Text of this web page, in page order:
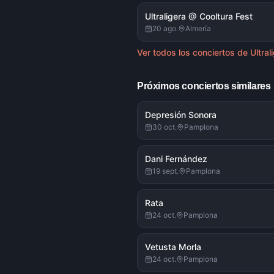
Ultraligera @ Cooltura Fest
20 ago. Almería
Ver todos los conciertos de
Próximos conciertos similares
Depresión Sonora
30 oct. Pamplona
Dani Fernández
19 sept. Pamplona
Rata
24 oct. Pamplona
Vetusta Morla
24 oct. Pamplona